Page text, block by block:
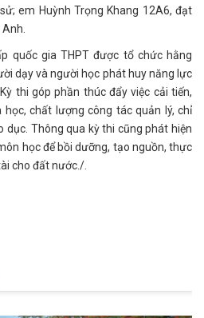
em Huỳnh Trọng Khang 12A6, đạt
quốc gia THPT được tổ chức hằng
dạy và người học phát huy năng lực
thi góp phần thúc đẩy việc cải tiến,
chất lượng công tác quản lý, chỉ
dục. Thông qua kỳ thi cũng phát hiện
học để bồi dưỡng, tạo nguồn, thực
cho đất nước./.